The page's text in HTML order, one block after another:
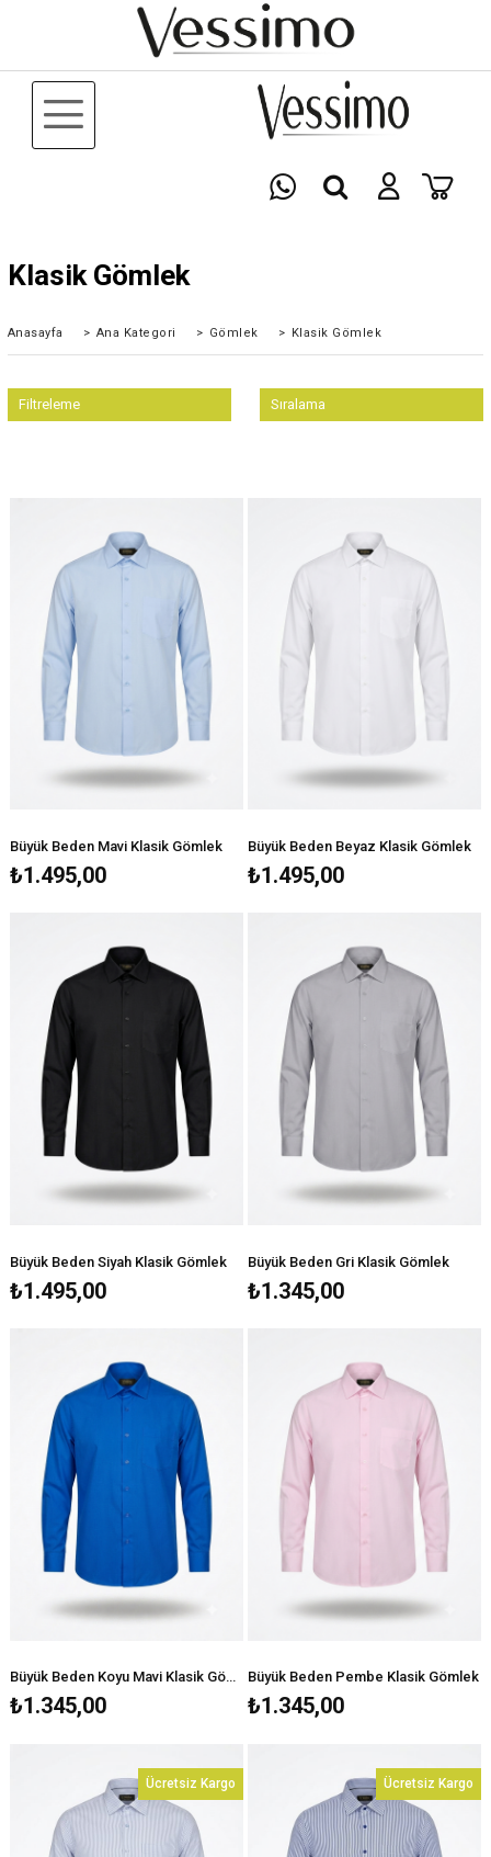
Klasik Gömlek
Anasayfa > Ana Kategori > Gömlek > Klasik Gömlek
Filtreleme Sıralama
Büyük Beden Mavi Klasik Gömlek
₺1.495,00
Büyük Beden Beyaz Klasik Gömlek
₺1.495,00
Büyük Beden Siyah Klasik Gömlek
₺1.495,00
Büyük Beden Gri Klasik Gömlek
₺1.345,00
Büyük Beden Koyu Mavi Klasik Gömlek
₺1.345,00
Büyük Beden Pembe Klasik Gömlek
₺1.345,00
Ücretsiz Kargo Ücretsiz Kargo